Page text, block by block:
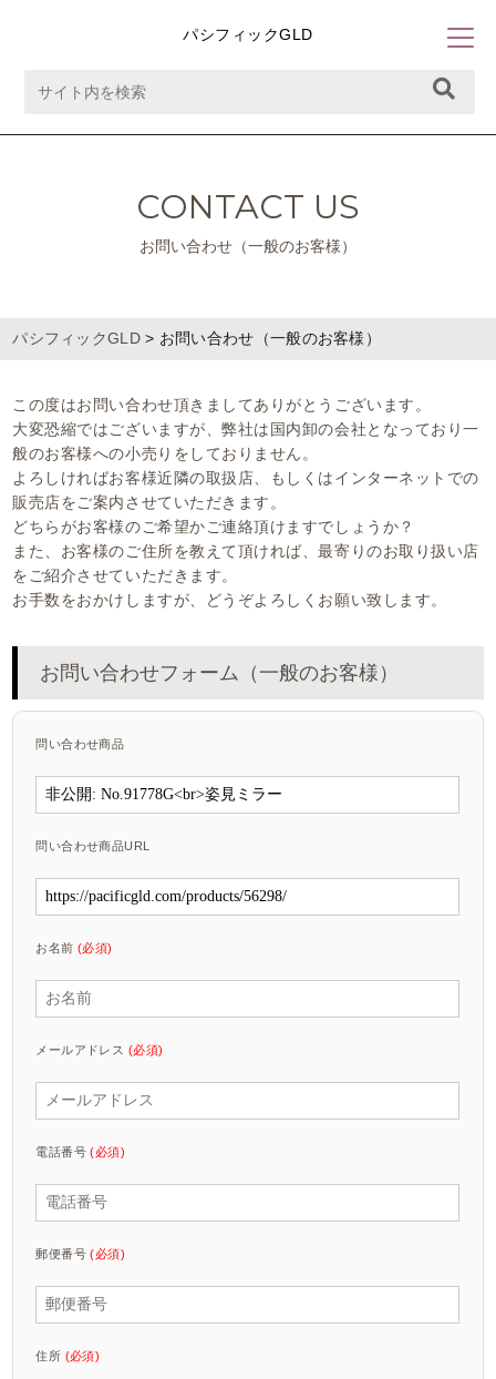
パシフィックGLD
CONTACT US
お問い合わせ（一般のお客様）
パシフィックGLD> お問い合わせ（一般のお客様）
この度はお問い合わせ頂きましてありがとうございます。
大変恐縮ではございますが、弊社は国内卸の会社となっており一
般のお客様への小売りをしておりません。
よろしければお客様近隣の取扱店、もしくはインターネットでの
販売店をご案内させていただきます。
どちらがお客様のご希望かご連絡頂けますでしょうか？
また、お客様のご住所を教えて頂ければ、最寄りのお取り扱い店
をご紹介させていただきます。
お手数をおかけしますが、どうぞよろしくお願い致します。
お問い合わせフォーム（一般のお客様）
問い合わせ商品
問い合わせ商品URL
お名前 (必須)
メールアドレス (必須)
電話番号(必須)
郵便番号(必須)
住所 (必須)